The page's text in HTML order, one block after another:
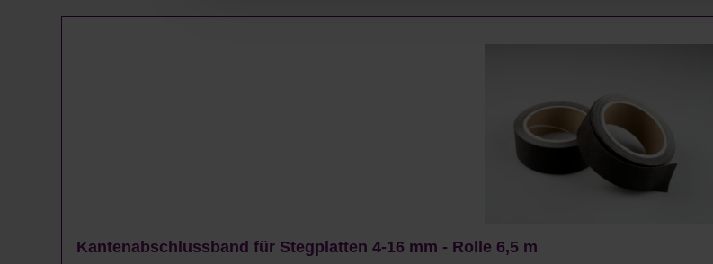
Kantenabschlussband für Stegplatten 4-16 mm - Rolle 6,5 m